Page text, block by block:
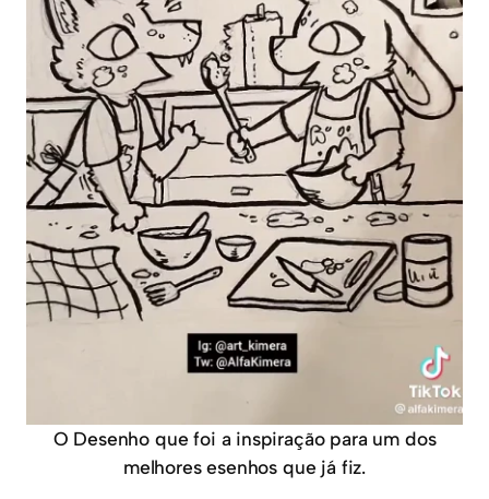
O Desenho que foi a inspiração para um dos
melhores esenhos que já fiz.